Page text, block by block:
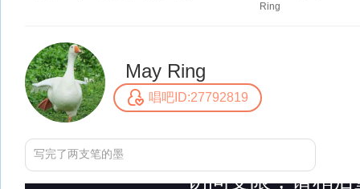
Ring
May Ring
唱吧ID:27792819
写完了两支笔的墨